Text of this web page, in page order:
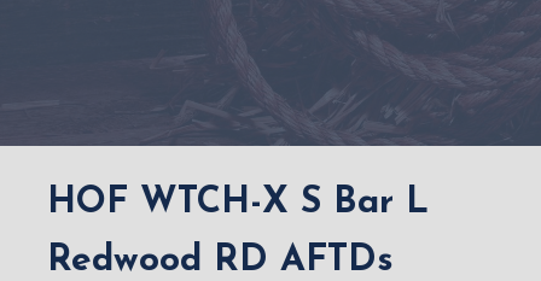
HOF WTCH-X S Bar L
Redwood RD AFTDs